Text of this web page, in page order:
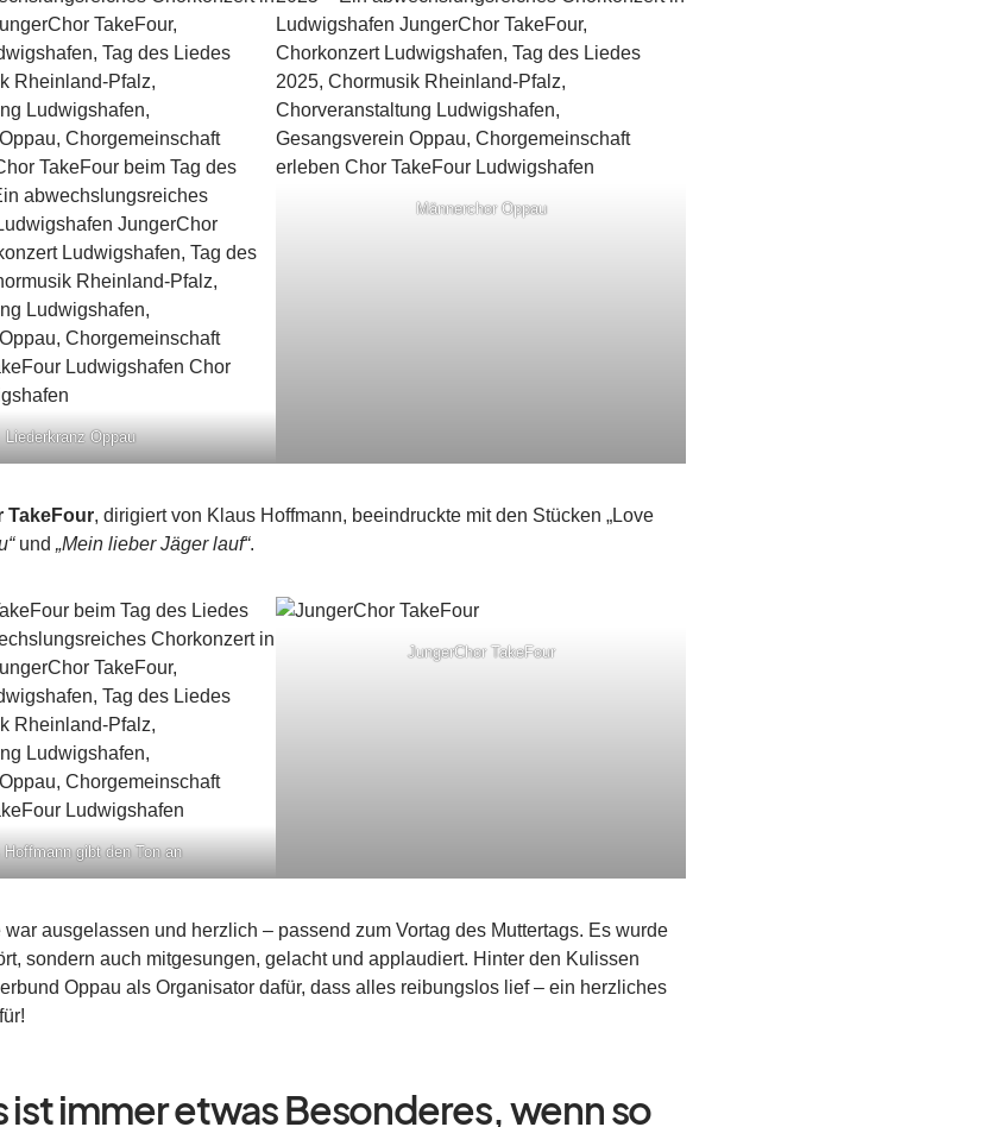
Liederkranz Oppau
Männerchor Oppau
TakeFour, dirigiert von Klaus Hoffmann, beeindruckte mit den Stücken „Love
und „Mein lieber Jäger lauf“.
Hoffmann gibt den Ton an
JungerChor TakeFour
war ausgelassen und herzlich – passend zum Vortag des Muttertags. Es wurde
sondern auch mitgesungen, gelacht und applaudiert. Hinter den Kulissen
Oppau als Organisator dafür, dass alles reibungslos lief – ein herzliches
ist immer etwas Besonderes, wenn so